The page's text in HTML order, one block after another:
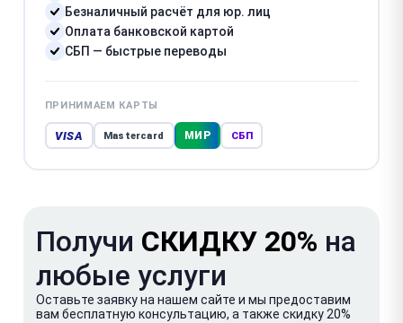
Безналичный расчёт для юр. лиц
Оплата банковской картой
СБП — быстрые переводы
ПРИНИМАЕМ КАРТЫ
VISA Mastercard МИР СБП
Получи СКИДКУ 20% на
любые услуги
Оставьте заявку на нашем сайте и мы предоставим
вам бесплатную консультацию, а также скидку 20%